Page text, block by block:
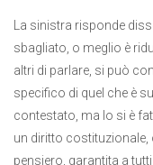
La sinistra risponde
sbagliato, o meglio è
altri di parlare, si può
specifico di quel che è
contestato, ma lo si è
un diritto costituzionale,
pensiero, garantita a